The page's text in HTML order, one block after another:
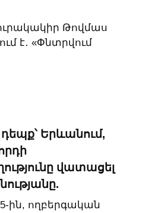
Թովմաս
է․ «Փնտրվում
Երևանում,
վատացել
ին, ողբերգական